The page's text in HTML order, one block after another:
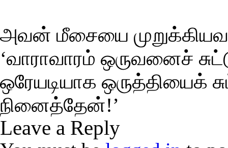
அவன் மீசையை
‘வாராவாரம் ஒருவனைச்
ஒரேயடியாக ஒருத்தியைக்
நினைத்தேன்!’
Leave a Reply